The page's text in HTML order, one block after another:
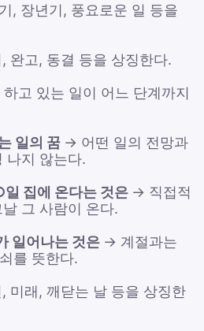
, 장년기, 풍요로운 일 등을
완고, 동결 등을 상징한다.
고 있는 일이 어느 단계까지
일의 꿈 → 어떤 일의 전망과
나지 않는다.
집에 온다는 것은 → 직접적
그 사람이 온다.
일어나는 것은 → 계절과는
를 뜻한다.
미래, 깨닫는 날 등을 상징한